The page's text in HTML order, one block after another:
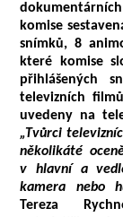
komise
snímků, 8
které komise
přihlášených
televizních
uvedeny na
„Tvůrci
několikáté
v hlavní a
kamera nebo
Tereza